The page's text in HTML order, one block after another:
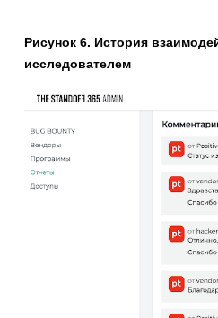
Рисунок 6. История
исследователем